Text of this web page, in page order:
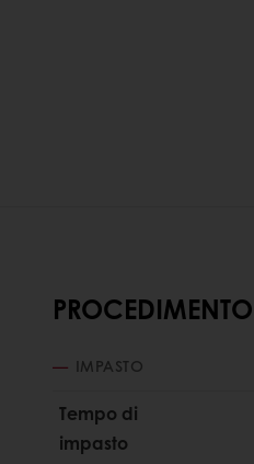
PROCEDIMENTO
IMPASTO
Tempo di
impasto